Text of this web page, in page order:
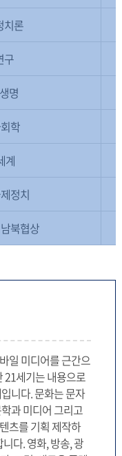
치론
구
명
학
계
정치
북협상
일 미디어를 근간으
21세기는 내용으로
니다. 문화는 문자
과 미디어 그리고
츠를 기획 제작하
다. 영화, 방송, 광